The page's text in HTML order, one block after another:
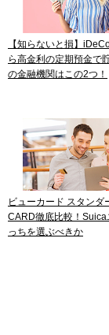
【知らないと損】
ら高金利の定期預金で
の金融機関はこの2つ！
ビューカード スタンダ
CARD徹底比較！Suica
っちを選ぶべきか